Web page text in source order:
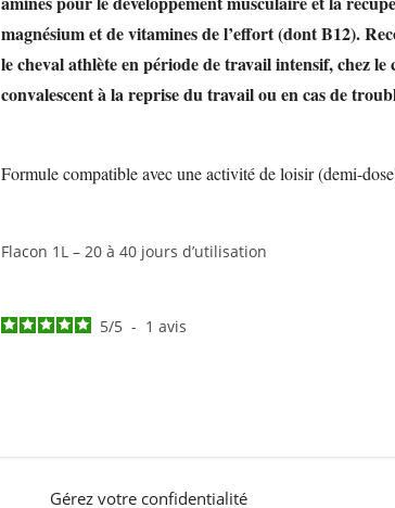
Gérez votre confidentialité
magnésium et de vitamines de l’effort (dont B12).
le cheval athlète en période de travail intensif, chez le
convalescent à la reprise du travail ou en cas de
Formule compatible avec une activité de loisir (demi-
Flacon 1L – 20 à 40 jours d’utilisation
5/5 - 1avis